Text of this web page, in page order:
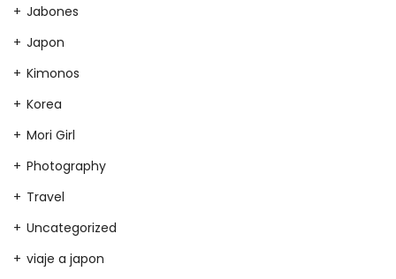
Jabones
Japon
Kimonos
Korea
Mori Girl
Photography
Travel
Uncategorized
viaje a japon